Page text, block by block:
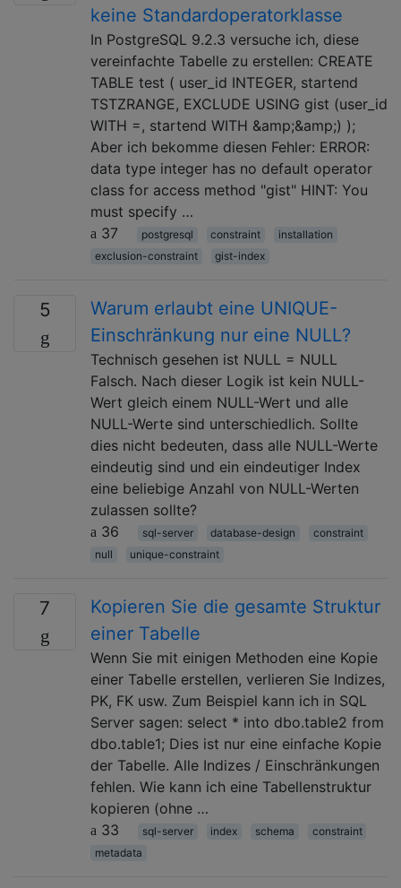
keine Standardoperatorklasse
In PostgreSQL 9.2.3 versuche ich, diese
vereinfachte Tabelle zu erstellen: CREATE
TABLE test ( user_id INTEGER, startend
TSTZRANGE, EXCLUDE USING gist (user_id
WITH =, startend WITH &amp;&amp;) );
Aber ich bekomme diesen Fehler: ERROR:
data type integer has no default operator
class for access method "gist" HINT: You
must specify …
37
postgresql constraint
installation
exclusion-constraint
gist-index
5
Warum erlaubt eine UNIQUE-
Einschränkung nur eine NULL?
Technisch gesehen ist NULL = NULL
Falsch. Nach dieser Logik ist kein NULL-
Wert gleich einem NULL-Wert und alle
NULL-Werte sind unterschiedlich. Sollte
dies nicht bedeuten, dass alle NULL-Werte
eindeutig sind und ein eindeutiger Index
eine beliebige Anzahl von NULL-Werten
zulassen sollte?
36
sql-server database-design
constraint
null
unique-constraint
7
Kopieren Sie die gesamte Struktur
einer Tabelle
Wenn Sie mit einigen Methoden eine Kopie
einer Tabelle erstellen, verlieren Sie Indizes,
PK, FK usw. Zum Beispiel kann ich in SQL
Server sagen: select * into dbo.table2 from
dbo.table1; Dies ist nur eine einfache Kopie
der Tabelle. Alle Indizes / Einschränkungen
fehlen. Wie kann ich eine Tabellenstruktur
kopieren (ohne …
33
sql-server index schema
constraint
metadata